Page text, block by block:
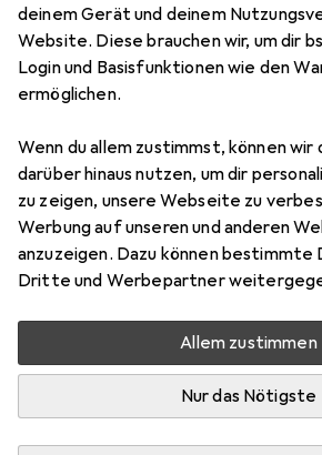
deinem Gerät und deinem
Website. Diese brauchen wir, um dir
Login und Basisfunktionen wie den
ermöglichen.
Wenn du allem zustimmst, können
darüber hinaus nutzen, um dir
zu zeigen, unsere Webseite zu
Werbung auf unseren und anderen
anzuzeigen. Dazu können bestimmte
Dritte und Werbepartner
Allem zustimmen
Nur das Nötigste
5 Bilder
MENGENRABATT
PferdTopfbürste
POS TBG /M4 ST 035
Preis in EUR inkl. MwSt.
EUR
11,99
Bewertungen
Zwischen Fr, 14.8. und Di, 18.8.
Mehr als 10 Stück an Lager beim
Benachrichtigen, wenn schneller